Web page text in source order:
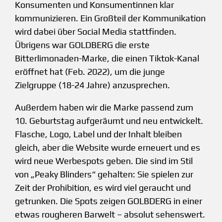
Konsumenten und Konsumentinnen klar
kommunizieren. Ein Großteil der Kommunikation
wird dabei über Social Media stattfinden.
Übrigens war GOLDBERG die erste
Bitterlimonaden-Marke, die einen Tiktok-Kanal
eröffnet hat (Feb. 2022), um die junge
Zielgruppe (18-24 Jahre) anzusprechen.
Außerdem haben wir die Marke passend zum
10. Geburtstag aufgeräumt und neu entwickelt.
Flasche, Logo, Label und der Inhalt bleiben
gleich, aber die Website wurde erneuert und es
wird neue Werbespots geben. Die sind im Stil
von „Peaky Blinders“ gehalten: Sie spielen zur
Zeit der Prohibition, es wird viel geraucht und
getrunken. Die Spots zeigen GOLBDERG in einer
etwas rougheren Barwelt – absolut sehenswert.